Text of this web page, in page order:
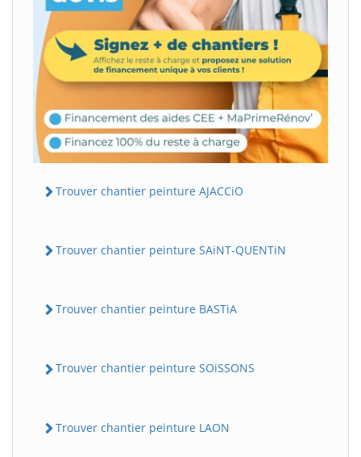
Trouver chantier peinture AJACCiO
Trouver chantier peinture SAiNT-QUENTiN
Trouver chantier peinture BASTiA
Trouver chantier peinture SOiSSONS
Trouver chantier peinture LAON